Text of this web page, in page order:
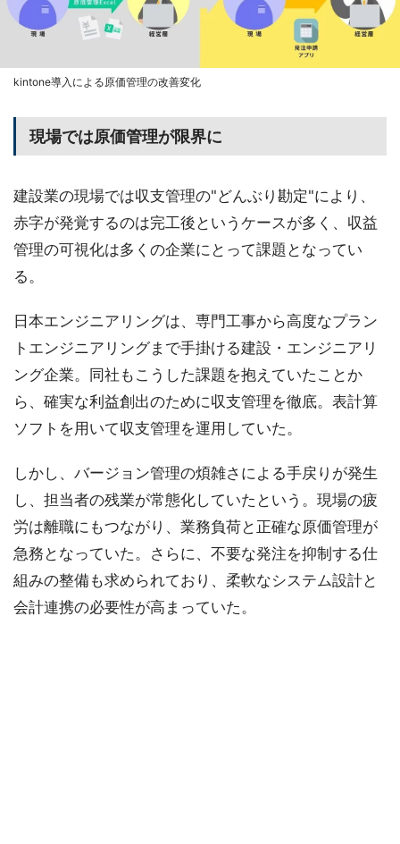
kintone導入による原価管理の改善変化
現場では原価管理が限界に
建設業の現場では収支管理の"どんぶり勘定"により、
赤字が発覚するのは完工後というケースが多く、収益
管理の可視化は多くの企業にとって課題となってい
る。
日本エンジニアリングは、専門工事から高度なプラン
トエンジニアリングまで手掛ける建設・エンジニアリ
ング企業。同社もこうした課題を抱えていたことか
ら、確実な利益創出のために収支管理を徹底。表計算
ソフトを用いて収支管理を運用していた。
しかし、バージョン管理の煩雑さによる手戻りが発生
し、担当者の残業が常態化していたという。現場の疲
労は離職にもつながり、業務負荷と正確な原価管理が
急務となっていた。さらに、不要な発注を抑制する仕
組みの整備も求められており、柔軟なシステム設計と
会計連携の必要性が高まっていた。